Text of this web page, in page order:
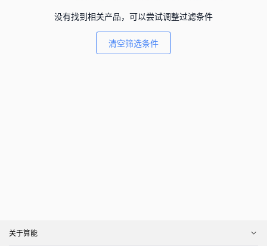
没有找到相关产品，可以尝试调整过滤条件
清空筛选条件
关于算能